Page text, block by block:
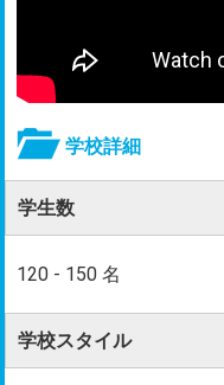
学校詳細
学生数
120 - 150 名
学校スタイル